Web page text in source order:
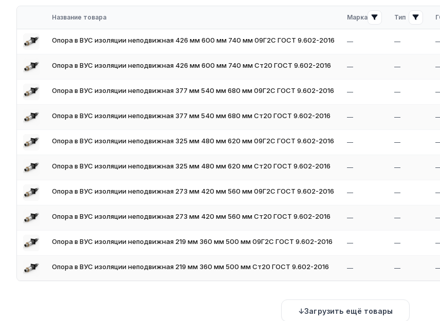
Соответствие стандартам ГОСТ и ТУ
Обязательное наличие сертификатов
Доставка по всей России
Резка и обработка по размерам заказчика
Цены и условия поставки
предложим оптимальные условия поставки и доставки.
Для оформления заказа чёрного металлопроката в России вы можете связаться с нашими менеджерами по телефону или
учётом объёма заказа.
Название товара Марка Тип
Опора в ВУС изоляции неподвижная 426 мм 600 мм 740 мм 09Г2С ГОСТ 9.602-2016 — —
Опора в ВУС изоляции неподвижная 426 мм 600 мм 740 мм Ст20 ГОСТ 9.602-2016 — —
Опора в ВУС изоляции неподвижная 377 мм 540 мм 680 мм 09Г2С ГОСТ 9.602-2016 — —
Опора в ВУС изоляции неподвижная 377 мм 540 мм 680 мм Ст20 ГОСТ 9.602-2016 — —
Опора в ВУС изоляции неподвижная 325 мм 480 мм 620 мм 09Г2С ГОСТ 9.602-2016 — —
Опора в ВУС изоляции неподвижная 325 мм 480 мм 620 мм Ст20 ГОСТ 9.602-2016 — —
Опора в ВУС изоляции неподвижная 273 мм 420 мм 560 мм 09Г2С ГОСТ 9.602-2016 — —
Опора в ВУС изоляции неподвижная 273 мм 420 мм 560 мм Ст20 ГОСТ 9.602-2016 — —
Опора в ВУС изоляции неподвижная 219 мм 360 мм 500 мм 09Г2С ГОСТ 9.602-2016 — —
Опора в ВУС изоляции неподвижная 219 мм 360 мм 500 мм Ст20 ГОСТ 9.602-2016 — —
Загрузить ещё товары